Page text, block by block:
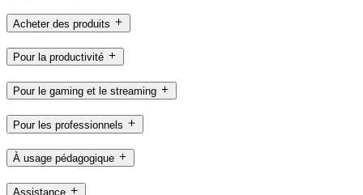
Acheter des produits
Pour la productivité
Pour le gaming et le streaming
Pour les professionnels
À usage pédagogique
Assistance